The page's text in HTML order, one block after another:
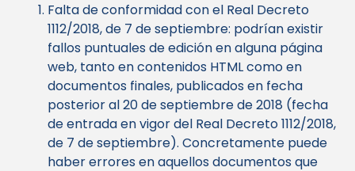
Falta de conformidad con el Real Decreto
1112/2018, de 7 de septiembre: podrían existir
fallos puntuales de edición en alguna página
web, tanto en contenidos HTML como en
documentos finales, publicados en fecha
posterior al 20 de septiembre de 2018 (fecha
de entrada en vigor del Real Decreto 1112/2018,
de 7 de septiembre). Concretamente puede
haber errores en aquellos documentos que